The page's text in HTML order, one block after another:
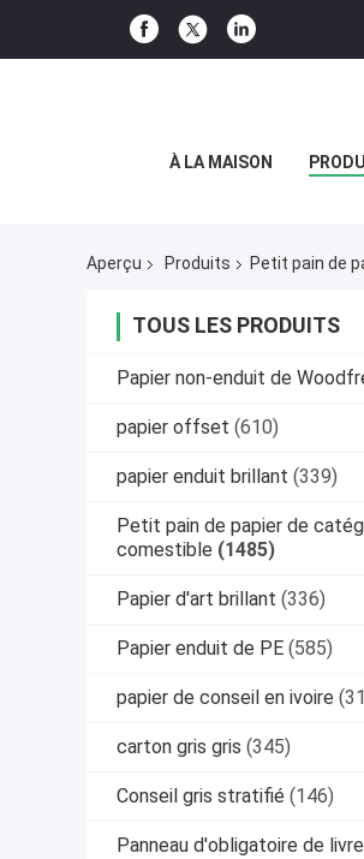
À LA MAISON
Aperçu Produits Petit pain de
TOUS LES PRODUITS
Papier non-enduit de
papier offset (610)
papier enduit brillant (339)
Petit pain de papier de
comestible (1485)
Papier d'art brillant (336)
Papier enduit de PE (585)
papier de conseil en ivoire
carton gris gris (345)
Conseil gris stratifié (146)
Panneau d'obligatoire de livre